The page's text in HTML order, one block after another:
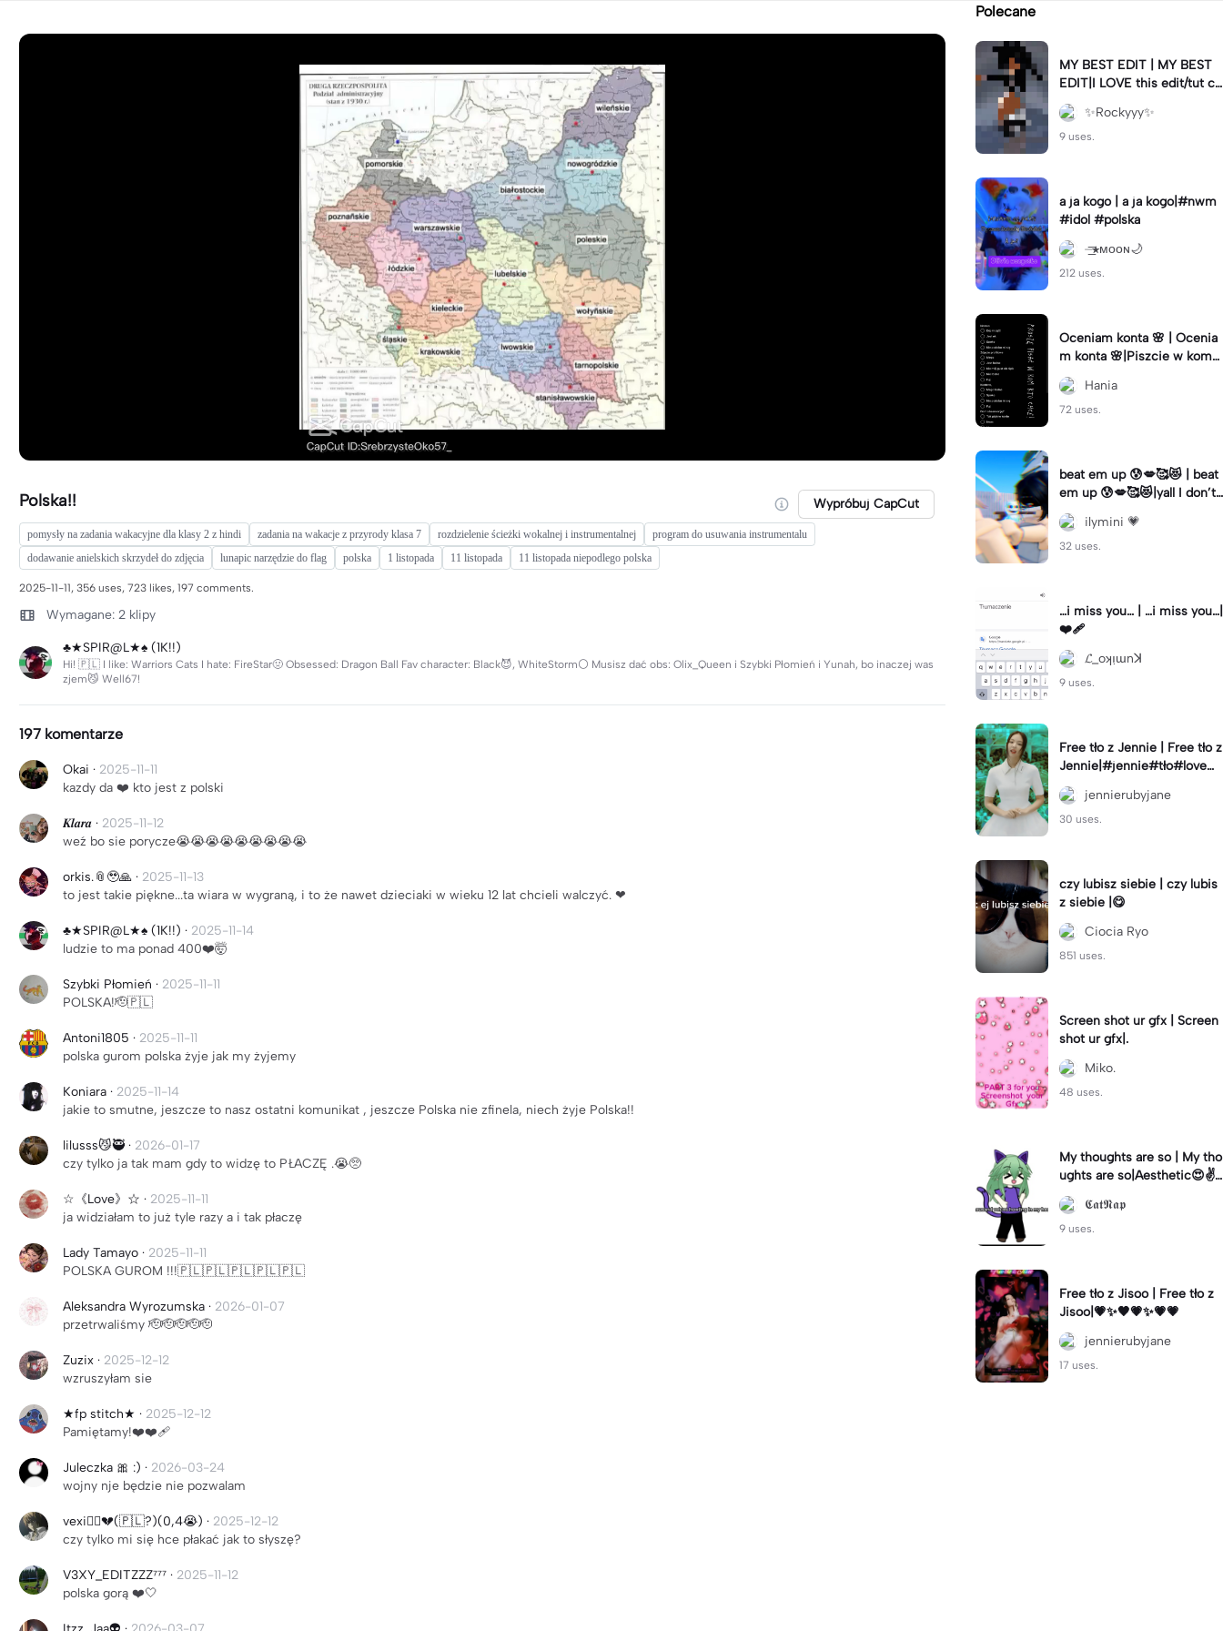
Polska!! Wypróbuj CapCut
pomysły na zadania wakacyjne dla klasy 2 z hindi zadania na wakacje z przyrody klasa 7 rozdzielenie ścieżki wokalnej i instrumentalnej
program do usuwania instrumentalu
dodawanie anielskich skrzydeł do zdjęcia
lunapic narzędzie do flag polska 1 listopada 11 listopada 11 listopada niepodlego polska
2025-11-11, 356 uses, 723 likes, 197 comments.
Wymagane: 2 klipy
♣★SPIR@L★♠ (1K!!)
Hi! 🇵🇱 I like: Warriors Cats I hate: FireStar🤢 Obsessed: Dragon Ball Fav character: Black😈, WhiteStorm⚪ Musisz dać obs: Olix_Queen i Szybki Płomień i Yunah, bo inaczej was
zjem😼 Well67!
197 komentarze
Okai · 2025-11-11
kazdy da ❤️ kto jest z polski
𝑲𝒍𝒂𝒓𝒂 · 2025-11-12
weź bo sie porycze😭😭😭😭😭😭😭😭😭
orkis.📎🥹🙏 · 2025-11-13
to jest takie piękne...ta wiara w wygraną, i to że nawet dzieciaki w wieku 12 lat chcieli walczyć. ❤
♣★SPIR@L★♠ (1K!!) · 2025-11-14
ludzie to ma ponad 400❤️🤯
Szybki Płomień · 2025-11-11
POLSKA!🫡🇵🇱
Antoni1805 · 2025-11-11
polska gurom polska żyje jak my żyjemy
Koniara · 2025-11-14
jakie to smutne, jeszcze to nasz ostatni komunikat , jeszcze Polska nie zfinela, niech żyje Polska!!
lilusss😼🥷 · 2026-01-17
czy tylko ja tak mam gdy to widzę to PŁACZĘ .😭🥺
☆《Love》☆ · 2025-11-11
ja widziałam to już tyle razy a i tak płaczę
Lady Tamayo · 2025-11-11
POLSKA GUROM !!!🇵🇱🇵🇱🇵🇱🇵🇱🇵🇱
Aleksandra Wyrozumska · 2026-01-07
przetrwaliśmy 🫡🫡🫡🫡🫡
Zuzix · 2025-12-12
wzruszyłam sie
★fp stitch★ · 2025-12-12
Pamiętamy!❤️❤️‍🩹
Juleczka 🎀 :) · 2026-03-24
wojny nje będzie nie pozwalam
vexi🤷‍♀️💔(🇵🇱?)(0,4😭) · 2025-12-12
czy tylko mi się hce płakać jak to słyszę?
V3XY_EDITZZZ⁷⁷⁷ · 2025-11-12
polska gorą ❤️🤍
Polecane
MY BEST EDIT | MY BEST
EDIT|I LOVE this edit/tut co
ming!#roblox #edit
✨️Rockyyy✨️
9 uses.
a ja kogo | a ja kogo|#nwm
#idol #polska
⏤͟͟͞͞★ᴍᴏᴏɴ🌙
212 uses.
Oceniam konta 🌸 | Ocenia
m konta 🌸|Piszcie w kome
ntarzu
Hania
72 uses.
beat em up 😰💋🥰😻 | beat
em up 😰💋🥰😻|yall I don’t
have permission from cc cr
eators in this 🥰
ilymini 💗
32 uses.
…i miss you… | …i miss you…|
❤️‍🩹
𝓛_oʞı̣ɯnꓘ
9 uses.
Free tło z Jennie | Free tło z
Jennie|#jennie#tło#love#f
ree
jennierubyjane
30 uses.
czy lubisz siebie | czy lubis
z siebie |😋
Ciocia Ryo
851 uses.
Screen shot ur gfx | Screen
shot ur gfx|.
Miko.
48 uses.
My thoughts are so | My tho
ughts are so|Aesthetic😍✌️
#fyp #aesthetic
𝕮𝖆𝖙𝕹𝖆𝖕
9 uses.
Free tło z Jisoo | Free tło z
Jisoo|💗✨🖤💗✨💗💗
jennierubyjane
17 uses.